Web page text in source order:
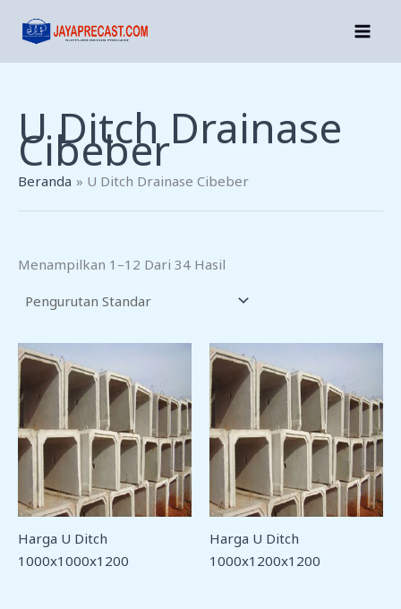
U Ditch Drainase
Cibeber
Beranda U Ditch Drainase Cibeber
Menampilkan 1–12 Dari 34 Hasil
Harga U Ditch
1000x1000x1200
Harga U Ditch
1000x1200x1200